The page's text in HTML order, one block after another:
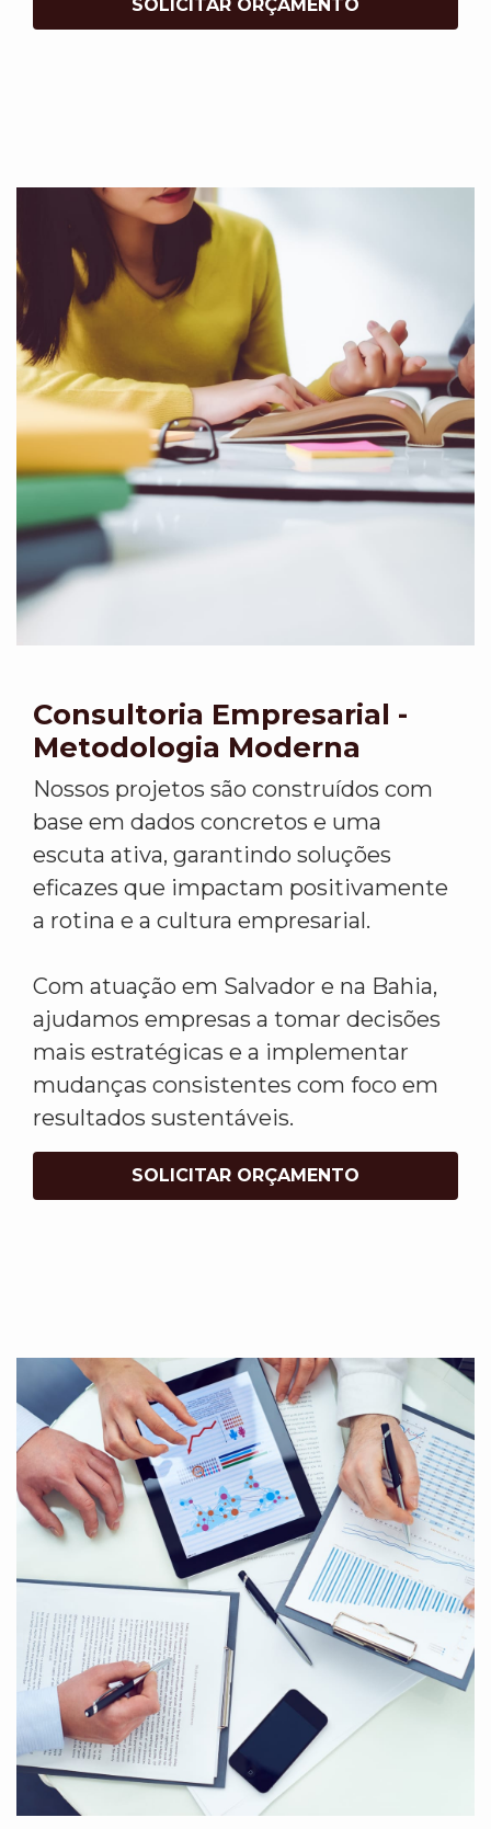
SOLICITAR ORÇAMENTO
Consultoria Empresarial -
Metodologia Moderna
Nossos projetos são construídos com
base em dados concretos e uma
escuta ativa, garantindo soluções
eficazes que impactam positivamente
a rotina e a cultura empresarial.
Com atuação em Salvador e na Bahia,
ajudamos empresas a tomar decisões
mais estratégicas e a implementar
mudanças consistentes com foco em
resultados sustentáveis.
SOLICITAR ORÇAMENTO